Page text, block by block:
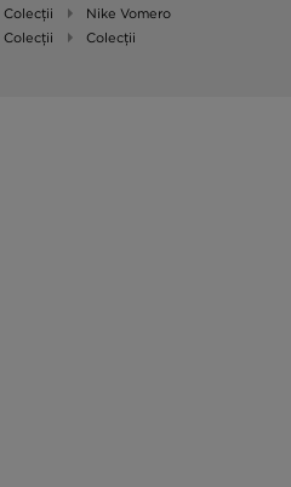
Colecții
Nike Vomero
Colecții
Colecții